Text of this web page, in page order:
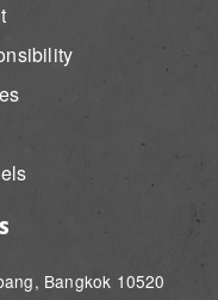
Bangkok 10520